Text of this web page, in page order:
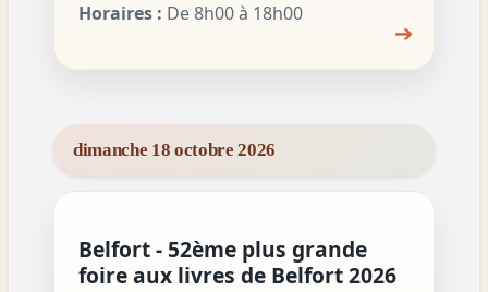
Horaires : De 8h00 à 18h00
➔
dimanche 18 octobre 2026
Belfort - 52ème plus grande
foire aux livres de Belfort 2026